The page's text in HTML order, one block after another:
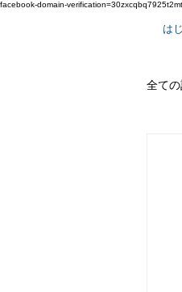
facebook-domain-
は
全て